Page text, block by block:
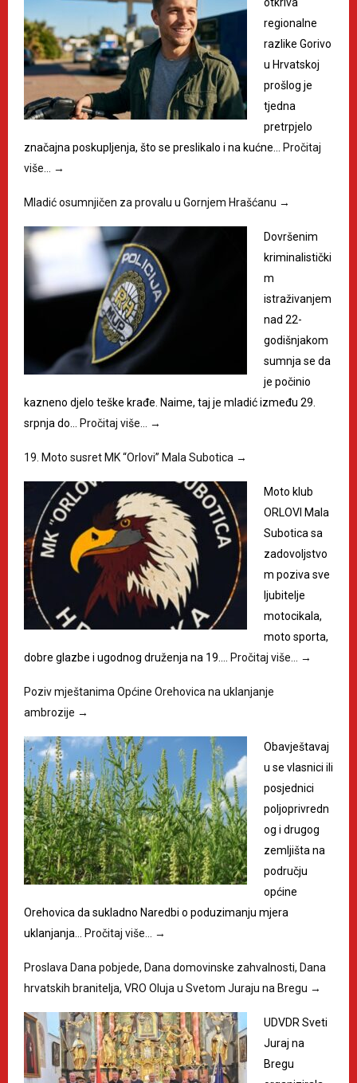
regionalne
razlike Gorivo
u Hrvatskoj
prošlog je
tjedna
pretrpjelo
značajna poskupljenja, što se preslikalo i na kućne…
Pročitaj
više…
→
Mladić osumnjičen za provalu u Gornjem Hrašćanu →
Dovršenim
kriminalistički
m
istraživanjem
nad 22-
godišnjakom
sumnja se da
je počinio
kazneno djelo teške krađe. Naime, taj je mladić između 29.
srpnja do…
Pročitaj više… →
19. Moto susret MK “Orlovi” Mala Subotica →
Moto klub
ORLOVI Mala
Subotica sa
zadovoljstvo
m poziva sve
ljubitelje
motocikala,
moto sporta,
dobre glazbe i ugodnog druženja na 19.…
Pročitaj više… →
Poziv mještanima Općine Orehovica na uklanjanje
ambrozije →
Obavještavaj
u se vlasnici ili
posjednici
poljoprivredn
og i drugog
zemljišta na
području
općine
Orehovica da sukladno Naredbi o poduzimanju mjera
uklanjanja…
Pročitaj više… →
Proslava Dana pobjede, Dana domovinske zahvalnosti, Dana
hrvatskih branitelja, VRO Oluja u Svetom Juraju na Bregu →
UDVDR Sveti
Juraj na
Bregu